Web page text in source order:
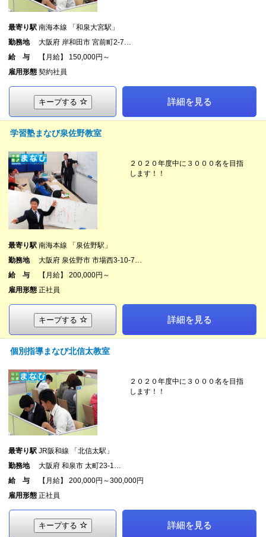
最寄り駅 南海本線 「和泉大宮駅」
勤務地
大阪府 岸和田市 宮前町2-7…
給 与
【月給】 150,000円～
雇用形態 契約社員
キープする 詳細を見る
学習塾まなび泉佐野教室
２０２０年度中に３０００名を目指
します！！
最寄り駅 南海本線 「泉佐野駅」
勤務地
大阪府 泉佐野市 市場西3-10-7…
給 与
【月給】 200,000円～
雇用形態 正社員
キープする 詳細を見る
個別指導まなび北信太教室
２０２０年度中に３０００名を目指
します！！
最寄り駅 JR阪和線 「北信太駅」
勤務地
大阪府 和泉市 太町23-1…
給 与
【月給】 200,000円～300,000円
雇用形態 正社員
キープする 詳細を見る